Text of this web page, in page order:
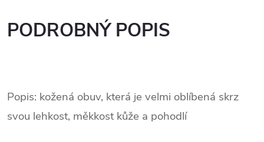
PODROBNÝ POPIS
Popis: kožená obuv, která je velmi oblíbená skrz
svou lehkost, měkkost kůže a pohodlí